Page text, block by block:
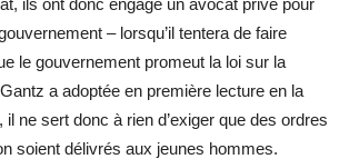
– lorsqu’il tentera de faire
le gouvernement promeut la loi sur la
a adoptée en première lecture en la
ne sert donc à rien d’exiger que des ordres
soient délivrés aux jeunes hommes.